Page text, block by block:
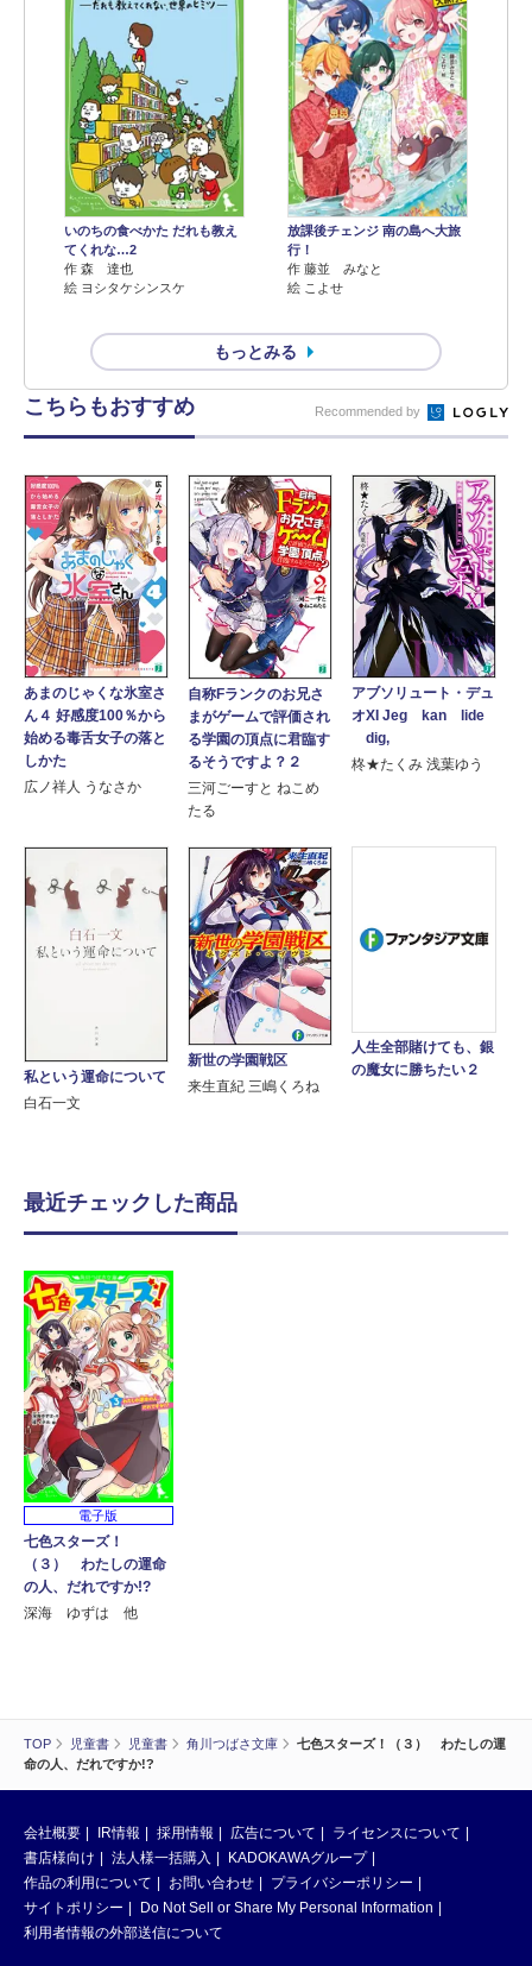
TOP 児童書 児童書 角川つばさ文庫
七色スターズ！（３） わたしの運
命の人、だれですか!?
いのちの食べかた だれも教え
てくれな…2
作 森 達也
絵 ヨシタケシンスケ
放課後チェンジ 南の島へ大旅
行！
作 藤並 みなと
絵 こよせ
もっとみる
こちらもおすすめ Recommended by
あまのじゃくな氷室さ
ん４ 好感度100％から
始める毒舌女子の落と
しかた
広ノ祥人 うなさか
自称Fランクのお兄さ
まがゲームで評価され
る学園の頂点に君臨す
るそうですよ？２
三河ごーすと ねこめ
たる
アブソリュート・デュ
オXI Jeg kan lide
dig,
柊★たくみ 浅葉ゆう
私という運命について
白石一文
新世の学園戦区
来生直紀 三嶋くろね
人生全部賭けても、銀
の魔女に勝ちたい２
最近チェックした商品
電子版
七色スターズ！
（３） わたしの運命
の人、だれですか!?
深海 ゆずは 他
会社概要 IR情報 採用情報 広告について
ライセンスについて
書店様向け
法人様一括購入
KADOKAWAグループ
作品の利用について
お問い合わせ
プライバシーポリシー
サイトポリシー
Do Not Sell or Share My Personal Information
利用者情報の外部送信について